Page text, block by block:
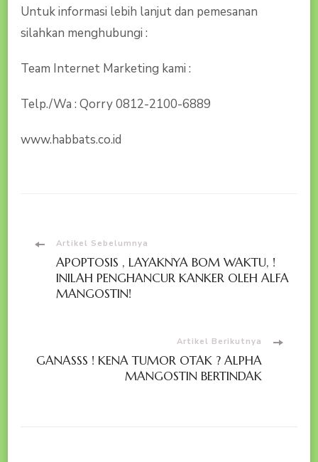
Untuk informasi lebih lanjut dan pemesanan
silahkan menghubungi :
Team Internet Marketing kami :
Telp./Wa : Qorry 0812-2100-6889
www.habbats.co.id
Navigasi
Artikel
Artikel Sebelumnya
APOPTOSIS , LAYAKNYA BOM WAKTU, !
INILAH PENGHANCUR KANKER OLEH ALFA
MANGOSTIN!
Artikel Berikutnya
GANASSS ! KENA TUMOR OTAK ? ALPHA
MANGOSTIN BERTINDAK